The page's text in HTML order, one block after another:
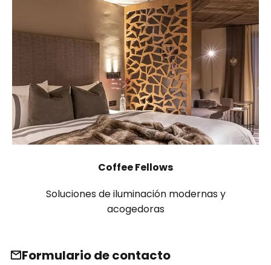
Coffee Fellows
Soluciones de iluminación modernas y
acogedoras
Formulario de contacto